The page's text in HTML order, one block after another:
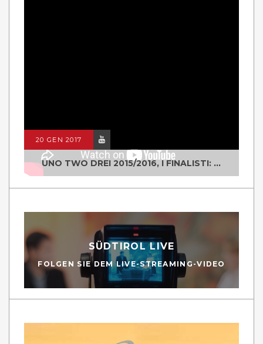
20 GEN 2017
UNO TWO DREI 2015/2016, I FINALISTI: CLASSE IV ALS ISTITUTO "DEGASPERI" BORGO VALSUGANA
SÜDTIROL LIVE
FOLGEN SIE DEM LIVE-STREAMING-VIDEO